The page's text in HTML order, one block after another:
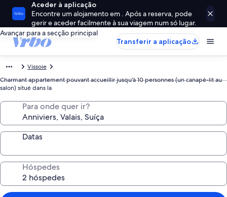
Aceder à aplicação
Encontre um alojamento em . Após a reserva, pode
gerir e aceder facilmente à sua viagem num só lugar.
Avançar para a secção principal
Transferir a aplicação
Vissoie
Charmant appartement pouvant accueillir jusqu'à 10 personnes (un canapé-lit au
salon) situé dans la
Para onde quer ir?
Datas
Hóspedes